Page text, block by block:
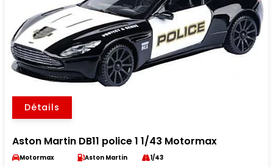
Détails
Aston Martin DB11 police 1 1/43 Motormax
Motormax Aston Martin 1/43